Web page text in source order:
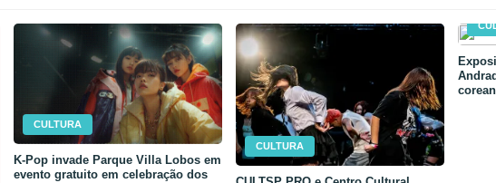
CULTURA
K-Pop invade Parque Villa Lobos em
evento gratuito em celebração dos
CULTURA